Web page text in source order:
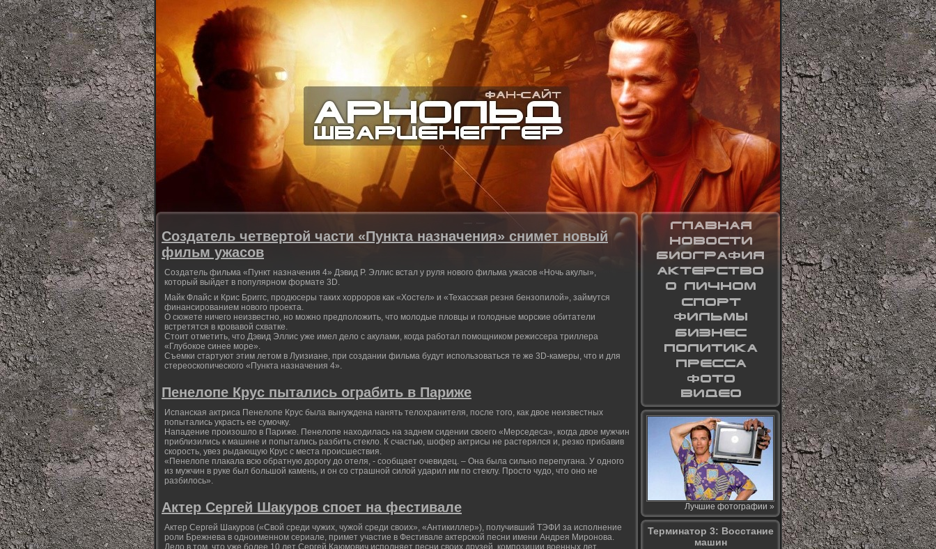
Создатель четвертой части «Пункта назначения» снимет новый
фильм ужасов
Создатель фильма «Пункт назначения 4» Дэвид Р. Эллис встал у руля нового фильма ужасов «Ночь акулы»,
который выйдет в популярном формате 3D.
Майк Флайс и Крис Бриггс, продюсеры таких хорроров как «Хостел» и «Техасская резня бензопилой», займутся
финансированием нового проекта.
О сюжете ничего неизвестно, но можно предположить, что молодые пловцы и голодные морские обитатели
встретятся в кровавой схватке.
Стоит отметить, что Дэвид Эллис уже имел дело с акулами, когда работал помощником режиссера триллера
«Глубокое синее море».
Съемки стартуют этим летом в Луизиане, при создании фильма будут использоваться те же 3D-камеры, что и для
стереоскопического «Пункта назначения 4».
Пенелопе Крус пытались ограбить в Париже
Испанская актриса Пенелопе Крус была вынуждена нанять телохранителя, после того, как двое неизвестных
попытались украсть ее сумочку.
Нападение произошло в Париже. Пенелопе находилась на заднем сидении своего «Мерседеса», когда двое мужчин
приблизились к машине и попытались разбить стекло. К счастью, шофер актрисы не растерялся и, резко прибавив
скорость, увез рыдающую Крус с места происшествия.
«Пенелопе плакала всю обратную дорогу до отеля, - сообщает очевидец. – Она была сильно перепугана. У одного
из мужчин в руке был большой камень, и он со страшной силой ударил им по стеклу. Просто чудо, что оно не
разбилось».
Актер Сергей Шакуров споет на фестивале
Актер Сергей Шакуров («Свой среди чужих, чужой среди своих», «Антикиллер»), получивший ТЭФИ за исполнение
роли Брежнева в одноименном сериале, примет участие в Фестивале актерской песни имени Андрея Миронова.
Дело в том, что уже более 10 лет Сергей Каюмович исполняет песни своих друзей, композиции военных лет.
Лучшие фотографии »
Терминатор 3: Восстание
машин